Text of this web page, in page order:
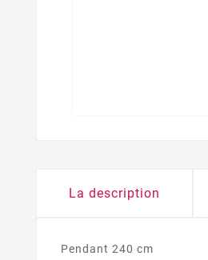
La description
Pendant 240 cm